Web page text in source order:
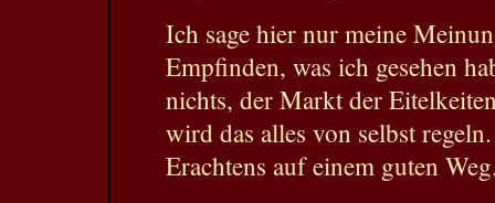
Ich sage hier nur meine
Empfinden, was ich gesehen
nichts, der Markt der
wird das alles von selbst
Erachtens auf einem guten